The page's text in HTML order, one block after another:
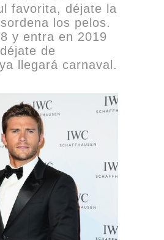
favorita, déjate la
los pelos.
y entra en 2019
de
llegará carnaval.